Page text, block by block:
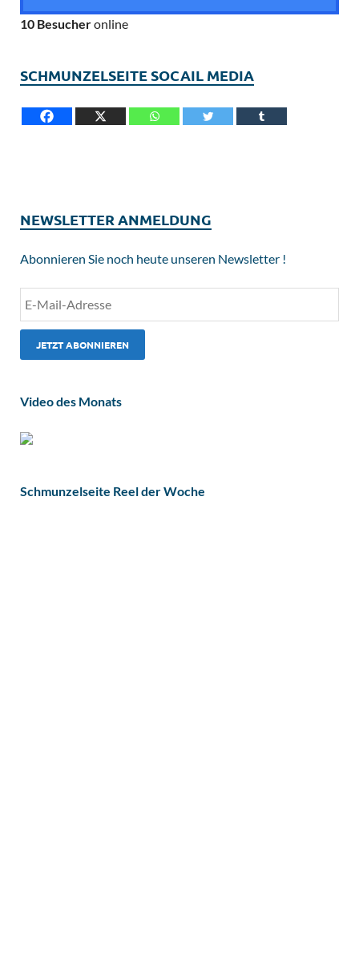
10 Besucheronline
SCHMUNZELSEITE SOCAIL MEDIA
NEWSLETTER ANMELDUNG
Abonnieren Sie noch heute unseren Newsletter !
Video des Monats
Schmunzelseite Reel der Woche